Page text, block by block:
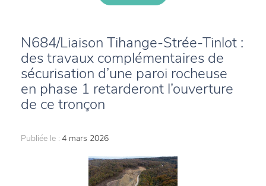
N684/Liaison Tihange-Strée-Tinlot :
des travaux complémentaires de
sécurisation d’une paroi rocheuse
en phase 1 retarderont l’ouverture
de ce tronçon
Publiée le : 4 mars 2026